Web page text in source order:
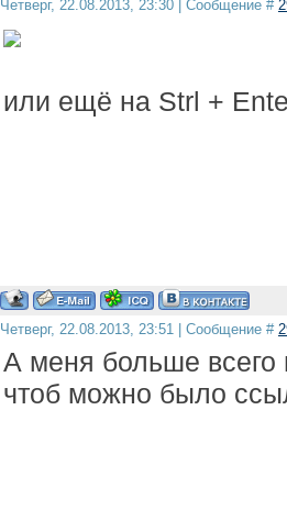
Четверг, 22.08.2013, 23:30 | Сообщение #
или ещё на Strl +
Четверг, 22.08.2013, 23:51 | Сообщение #
А меня больше всего
чтоб можно было